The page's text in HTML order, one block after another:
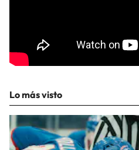
Lo más visto